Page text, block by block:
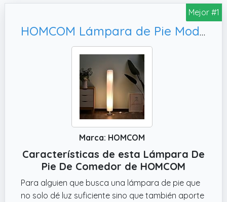
Mejor #1
HOMCOM Lámpara de Pie Moderna para Dormitorio Comedor Salón (2 E27 Bombilla) Interruptor de y Bajo Consumo con Base de Acero Inoxidable 120 cm Blanco
Marca: HOMCOM
Características de esta Lámpara De
Pie De Comedor de HOMCOM
Para alguien que busca una lámpara de pie que
no solo dé luz suficiente sino que también aporte